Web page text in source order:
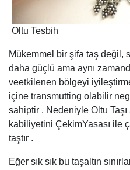
Oltu Tesbih
Mükemmel bir şifa taş değil,
daha güçlü ama aynı
veetkilenen bölgeyi
içine transmutting olabilir
sahiptir . Nedeniyle Oltu Taşı
kabiliyetini ÇekimYasası ile
taştır .
Eğer sık sık bu taşaltın